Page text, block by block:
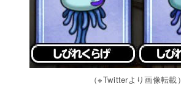
（※Twitterより画像転載）